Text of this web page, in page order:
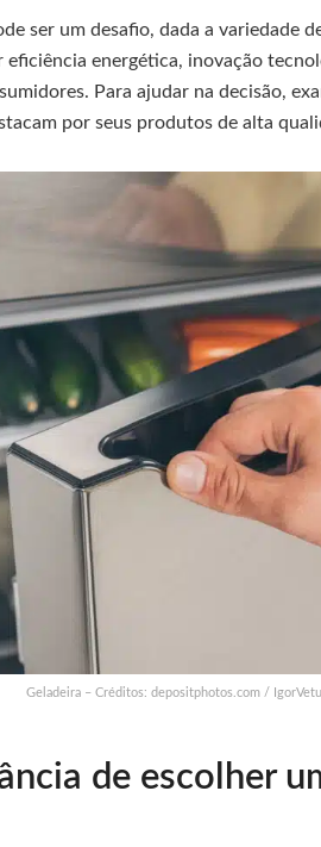
ser um desafio, dada a variedade
eficiência energética, inovação
Para ajudar na decisão,
por seus produtos de alta
Geladeira – Créditos: depositphotos.com /
de escolher